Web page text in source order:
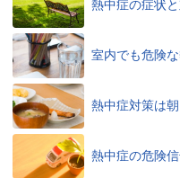
熱中症の症状
室内でも危険
熱中症対策は
熱中症の危険